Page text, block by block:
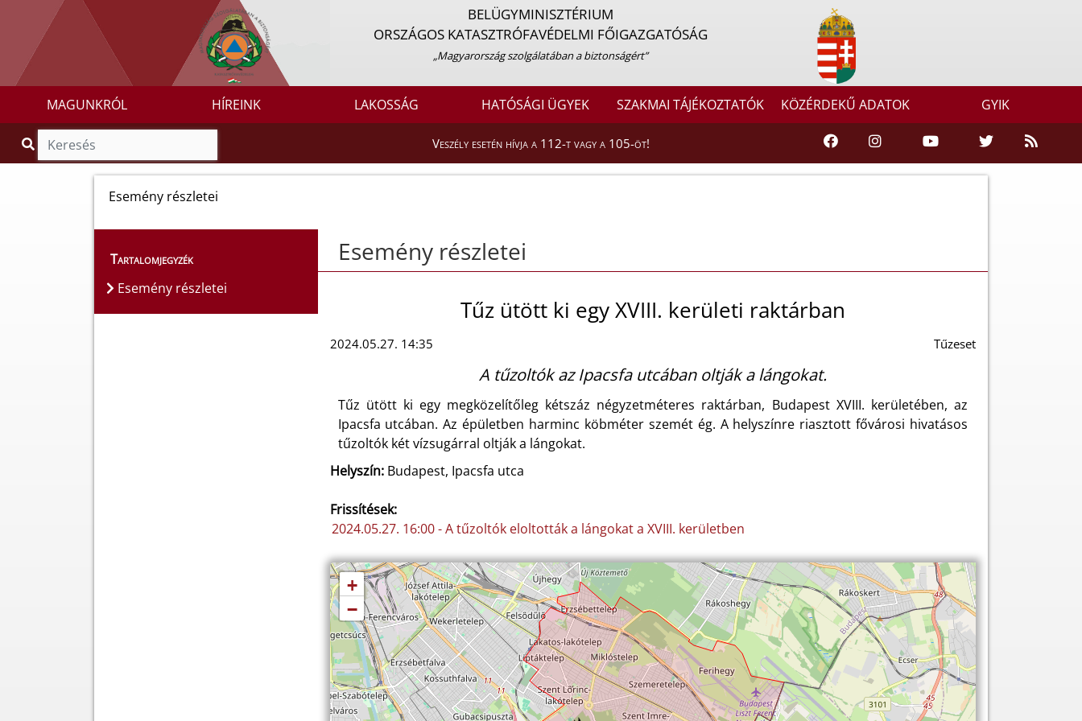
BELÜGYMINISZTÉRIUM
ORSZÁGOS KATASZTRÓFAVÉDELMI FŐIGAZGATÓSÁG
„Magyarország szolgálatában a biztonságért”
MAGUNKRÓL HÍREINK LAKOSSÁG HATÓSÁGI ÜGYEK SZAKMAI TÁJÉKOZTATÓK KÖZÉRDEKŰ ADATOK GYIK
Veszély esetén hívja a 112-t vagy a 105-öt!
Esemény részletei
Tartalomjegyzék
Esemény részletei
Esemény részletei
Tűz ütött ki egy XVIII. kerületi raktárban
2024.05.27. 14:35 Tűzeset
A tűzoltók az Ipacsfa utcában oltják a lángokat.
Tűz ütött ki egy megközelítőleg kétszáz négyzetméteres raktárban, Budapest XVIII. kerületében, az
Ipacsfa utcában. Az épületben harminc köbméter szemét ég. A helyszínre riasztott fővárosi hivatásos
tűzoltók két vízsugárral oltják a lángokat.
Helyszín:Budapest, Ipacsfa utca
Frissítések:
2024.05.27. 16:00 - A tűzoltók eloltották a lángokat a XVIII. kerületben
+
−